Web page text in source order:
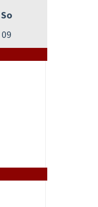
So
09